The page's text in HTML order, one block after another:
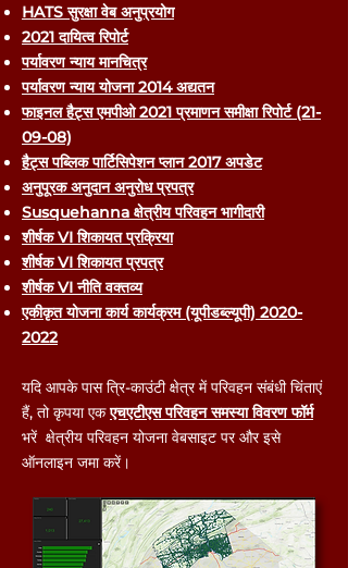
HATS सुरक्षा वेब अनुप्रयोग
2021 दायित्व रिपोर्ट
पर्यावरण न्याय मानचित्र
पर्यावरण न्याय योजना 2014 अद्यतन
फाइनल हैट्स एमपीओ 2021 प्रमाणन समीक्षा रिपोर्ट (21-
09-08)
हैट्स पब्लिक पार्टिसिपेशन प्लान 2017 अपडेट
अनुपूरक अनुदान अनुरोध प्रपत्र
Susquehanna क्षेत्रीय परिवहन भागीदारी
शीर्षक VI शिकायत प्रक्रिया
शीर्षक VI शिकायत प्रपत्र
शीर्षक VI नीति वक्तव्य
एकीकृत योजना कार्य कार्यक्रम (यूपीडब्ल्यूपी) 2020-
2022
यदि आपके पास त्रि-काउंटी क्षेत्र में परिवहन संबंधी चिंताएं
हैं, तो कृपया एकएचएटीएस परिवहन समस्या विवरण फॉर्म
भरें क्षेत्रीय परिवहन योजना वेबसाइट पर और इसे
ऑनलाइन जमा करें।